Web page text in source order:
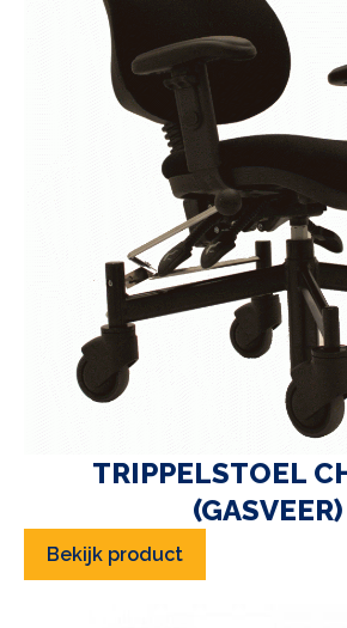
TRIPPELSTOEL
(GASVEER)
Bekijk product